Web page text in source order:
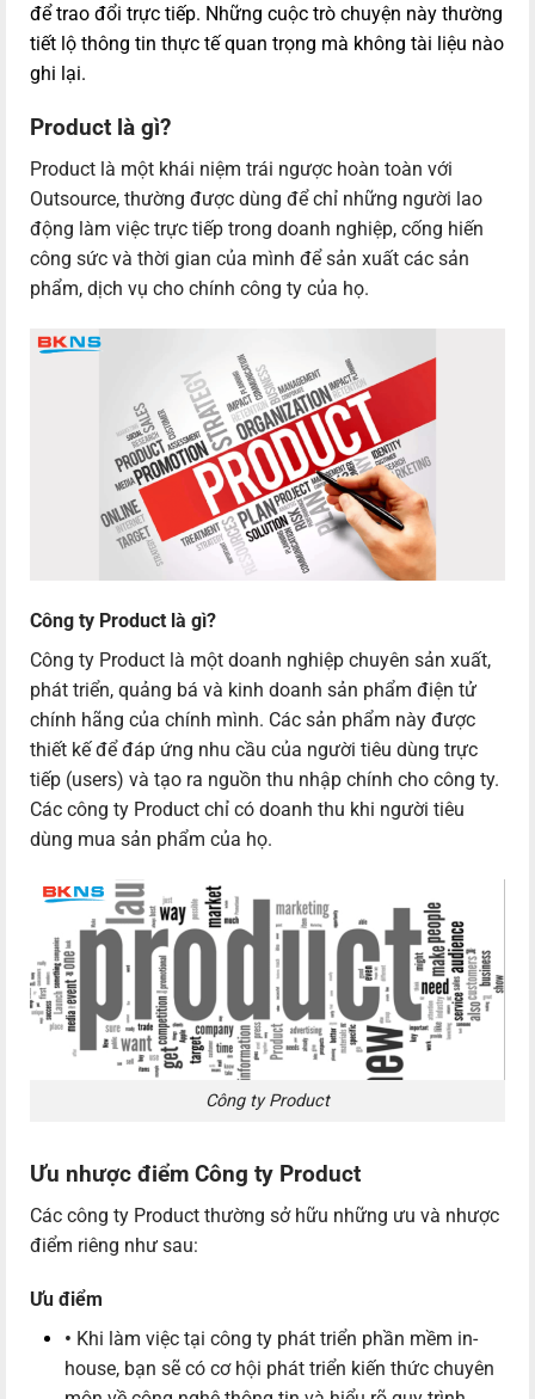
để trao đổi trực tiếp. Những cuộc trò chuyện này thường
tiết lộ thông tin thực tế quan trọng mà không tài liệu nào
ghi lại.
Product là gì?
Product là một khái niệm trái ngược hoàn toàn với
Outsource, thường được dùng để chỉ những người lao
động làm việc trực tiếp trong doanh nghiệp, cống hiến
công sức và thời gian của mình để sản xuất các sản
phẩm, dịch vụ cho chính công ty của họ.
Công ty Product là gì?
Công ty Product là một doanh nghiệp chuyên sản xuất,
phát triển, quảng bá và kinh doanh sản phẩm điện tử
chính hãng của chính mình. Các sản phẩm này được
thiết kế để đáp ứng nhu cầu của người tiêu dùng trực
tiếp (users) và tạo ra nguồn thu nhập chính cho công ty.
Các công ty Product chỉ có doanh thu khi người tiêu
dùng mua sản phẩm của họ.
Công ty Product
Ưu nhược điểm Công ty Product
Các công ty Product thường sở hữu những ưu và nhược
điểm riêng như sau:
Ưu điểm
• Khi làm việc tại công ty phát triển phần mềm in-
house, bạn sẽ có cơ hội phát triển kiến thức chuyên